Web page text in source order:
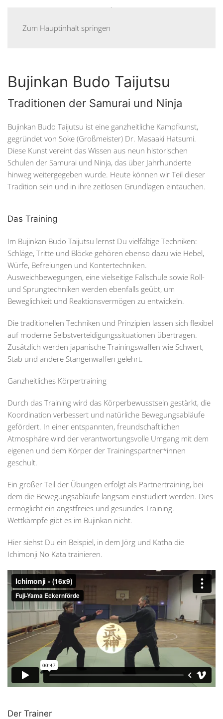
Zum Hauptinhalt springen
Bujinkan Budo Taijutsu
Traditionen der Samurai und Ninja
Bujinkan Budo Taijutsu ist eine ganzheitliche Kampfkunst,
gegründet von Soke (Großmeister) Dr. Masaaki Hatsumi.
Diese Kunst vereint das Wissen aus neun historischen
Schulen der Samurai und Ninja, das über Jahrhunderte
hinweg weitergegeben wurde. Heute können wir Teil dieser
Tradition sein und in ihre zeitlosen Grundlagen eintauchen.
Das Training
Im Bujinkan Budo Taijutsu lernst Du vielfältige Techniken:
Schläge, Tritte und Blöcke gehören ebenso dazu wie Hebel,
Würfe, Befreiungen und Kontertechniken.
Ausweichbewegungen, eine vielseitige Fallschule sowie Roll-
und Sprungtechniken werden ebenfalls geübt, um
Beweglichkeit und Reaktionsvermögen zu entwickeln.
Die traditionellen Techniken und Prinzipien lassen sich flexibel
auf moderne Selbstverteidigungssituationen übertragen.
Zusätzlich werden japanische Trainingswaffen wie Schwert,
Stab und andere Stangenwaffen gelehrt.
Ganzheitliches Körpertraining
Durch das Training wird das Körperbewusstsein gestärkt, die
Koordination verbessert und natürliche Bewegungsabläufe
gefördert. In einer entspannten, freundschaftlichen
Atmosphäre wird der verantwortungsvolle Umgang mit dem
eigenen und dem Körper der Trainingspartner*innen
geschult.
Ein großer Teil der Übungen erfolgt als Partnertraining, bei
dem die Bewegungsabläufe langsam einstudiert werden. Dies
ermöglicht ein angstfreies und gesundes Training.
Wettkämpfe gibt es im Bujinkan nicht.
Hier siehst Du ein Beispiel, in dem Jörg und Katha die
Ichimonji No Kata trainieren.
Der Trainer